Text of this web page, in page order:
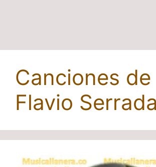
Canciones de
Flavio Serrada